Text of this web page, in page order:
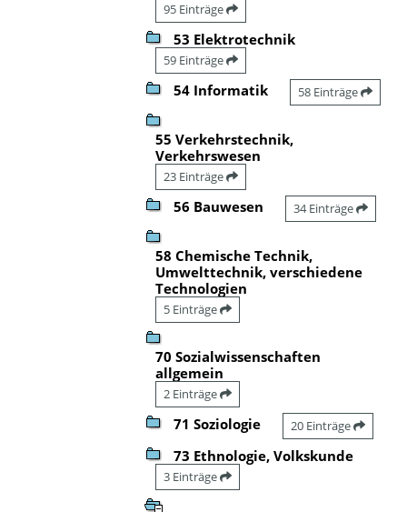
95 Einträge
53 Elektrotechnik
59 Einträge
54 Informatik 58 Einträge
55 Verkehrstechnik,
Verkehrswesen
23 Einträge
56 Bauwesen 34 Einträge
58 Chemische Technik,
Umwelttechnik, verschiedene
Technologien
5 Einträge
70 Sozialwissenschaften
allgemein
2 Einträge
71 Soziologie 20 Einträge
73 Ethnologie, Volkskunde
3 Einträge